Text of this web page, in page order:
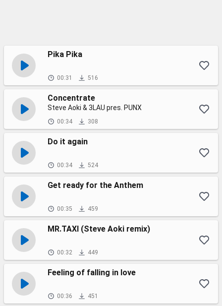
Pika Pika
00:31 516
Concentrate
Steve Aoki & 3LAU pres. PUNX
00:34 308
Do it again
00:34 524
Get ready for the Anthem
00:35 459
MR.TAXI (Steve Aoki remix)
00:32 449
Feeling of falling in love
00:36 451